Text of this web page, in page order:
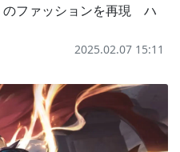
のファッションを再現 ハ
2025.02.07 15:11